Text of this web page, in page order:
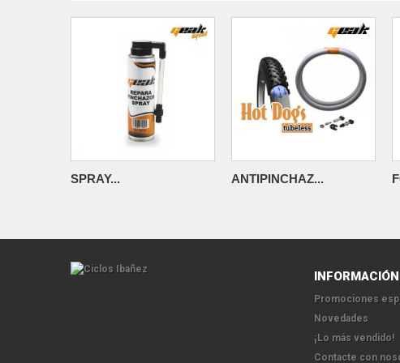
SPRAY... ANTIPINCHAZ...
INFORMACIÓN
Promociones
Novedades
¡Lo más vendido!
Contacte con